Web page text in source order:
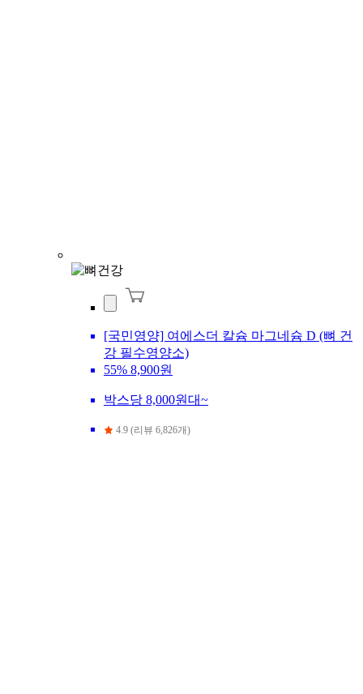
[국민영양] 여에스더 칼슘 마그네슘 D (뼈 건
강 필수영양소)
55% 8,900원
박스당 8,000원대~
4.9 (리뷰 6,826개)